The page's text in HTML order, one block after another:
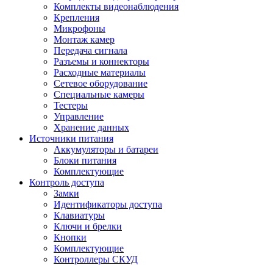
Комплекты видеонаблюдения
Крепления
Микрофоны
Монтаж камер
Передача сигнала
Разъемы и коннекторы
Расходные материалы
Сетевое оборудование
Специальные камеры
Тестеры
Управление
Хранение данных
Источники питания
Аккумуляторы и батареи
Блоки питания
Комплектующие
Контроль доступа
Замки
Идентификаторы доступа
Клавиатуры
Ключи и брелки
Кнопки
Комплектующие
Контроллеры СКУД